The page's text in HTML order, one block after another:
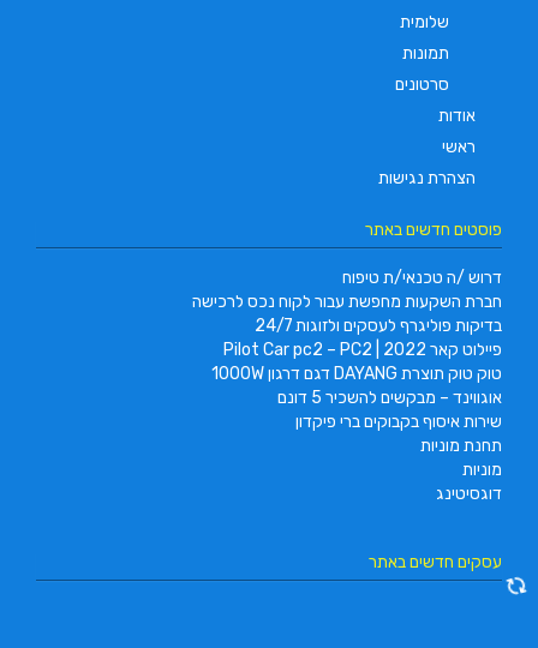
שלומית
תמונות
סרטונים
אודות
ראשי
הצהרת נגישות
פוסטים חדשים באתר
דרוש /ה טכנאי/ת טיפוח
חברת השקעות מחפשת עבור לקוח נכס לרכישה
בדיקות פוליגרף לעסקים ולזוגות 24/7
פיילוט קאר 2022 | Pilot Car pc2 – PC2
טוק טוק תוצרת DAYANG דגם דרגון 1000W
אוגווינד – מבקשים להשכיר 5 דונם
שירות איסוף בקבוקים ברי פיקדון
תחנת מוניות
מוניות
דוגסיטינג
עסקים חדשים באתר